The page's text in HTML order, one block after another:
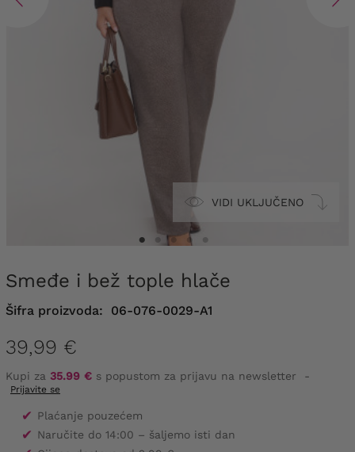
VIDI UKLJUČENO
Smeđe i bež tople hlače
Šifra proizvoda: 06-076-0029-A1
39,99 €
Kupi za 35.99 € s popustom za prijavu na newsletter -
Prijavite se
✔ Plaćanje pouzećem
✔ Naručite do 14:00 – šaljemo isti dan